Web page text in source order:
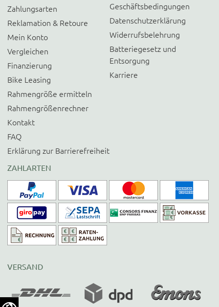
Zahlungsarten
Reklamation & Retoure
Mein Konto
Vergleichen
Finanzierung
Bike Leasing
Rahmengröße ermitteln
Rahmengrößenrechner
Kontakt
FAQ
Erklärung zur Barrierefreiheit
Geschäftsbedingungen
Datenschutzerklärung
Widerrufsbelehrung
Batteriegesetz und
Entsorgung
Karriere
ZAHLARTEN
VERSAND